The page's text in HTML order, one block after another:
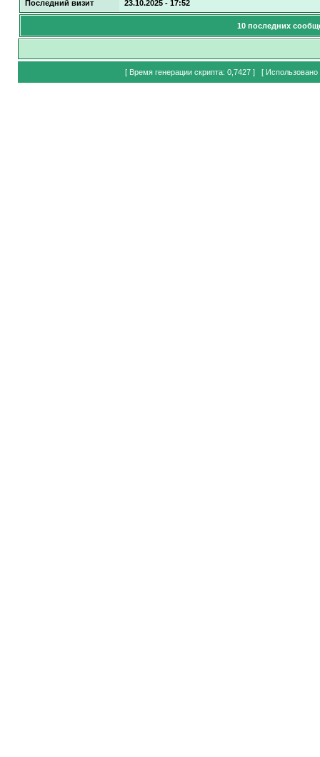
Последний визит 23.10.2025 - 17:52
10 последних
[ Время генерации скрипта: 0,7427 ] [